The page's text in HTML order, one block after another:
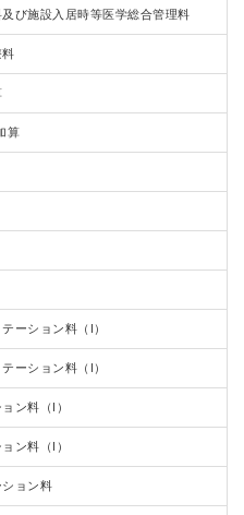
び施設入居時等医学総合管理料
算
ーション料（Ⅰ）
ーション料（Ⅰ）
ン料（Ⅰ）
ン料（Ⅰ）
ョン料